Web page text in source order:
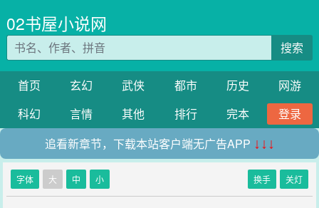
02书屋小说网
搜索
首页 玄幻 武侠 都市 历史
网游
科幻
言情 其他 排行 完本
登录
追看新章节，下载本站客户端无广告APP ↓↓↓
字体 大 中 小 换手 关灯